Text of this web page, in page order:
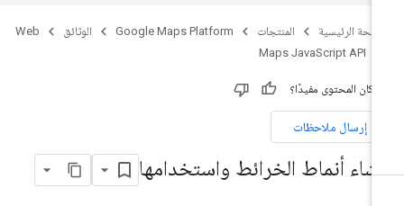
الرئيسية المنتجات Google Maps Platform الوثائق
Web
Maps JavaScript API
كان المحتوى مفيدًا؟
إرسال ملاحظات
أنماط الخرائط واستخدامها